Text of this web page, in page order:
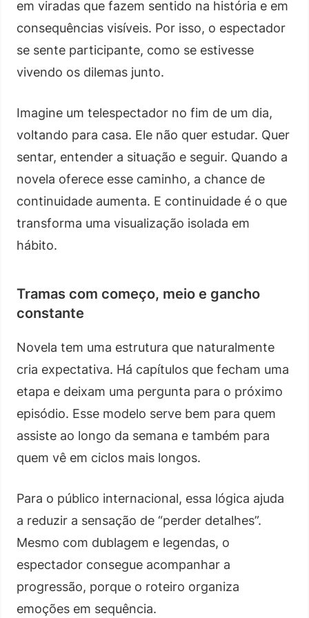
em viradas que fazem sentido na história e em
consequências visíveis. Por isso, o espectador
se sente participante, como se estivesse
vivendo os dilemas junto.
Imagine um telespectador no fim de um dia,
voltando para casa. Ele não quer estudar. Quer
sentar, entender a situação e seguir. Quando a
novela oferece esse caminho, a chance de
continuidade aumenta. E continuidade é o que
transforma uma visualização isolada em
hábito.
Tramas com começo, meio e gancho
constante
Novela tem uma estrutura que naturalmente
cria expectativa. Há capítulos que fecham uma
etapa e deixam uma pergunta para o próximo
episódio. Esse modelo serve bem para quem
assiste ao longo da semana e também para
quem vê em ciclos mais longos.
Para o público internacional, essa lógica ajuda
a reduzir a sensação de “perder detalhes”.
Mesmo com dublagem e legendas, o
espectador consegue acompanhar a
progressão, porque o roteiro organiza
emoções em sequência.